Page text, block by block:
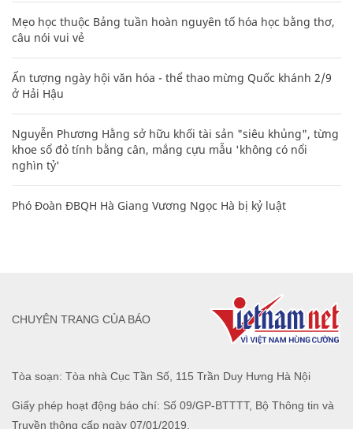
Mẹo học thuộc Bảng tuần hoàn nguyên tố hóa học bằng thơ,
câu nói vui vẻ
Ấn tượng ngày hội văn hóa - thể thao mừng Quốc khánh 2/9
ở Hải Hậu
Nguyễn Phương Hằng sở hữu khối tài sản "siêu khủng", từng
khoe sổ đỏ tính bằng cân, mắng cựu mẫu 'không có nổi
nghìn tỷ'
Phó Đoàn ĐBQH Hà Giang Vương Ngọc Hà bị kỷ luật
Tòa soạn: Tòa nhà Cục Tần Số, 115 Trần Duy Hưng Hà Nội
Giấy phép hoạt động báo chí: Số 09/GP-BTTTT, Bộ Thông tin và
Truyền thông cấp ngày 07/01/2019.
CHUYÊN TRANG CỦA BÁO